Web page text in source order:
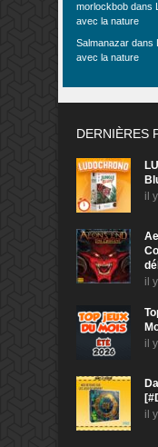
morlockbob dans
avec la nature
Salmanazar dans
avec la nature
DERNIÈRES
il
il
il
il